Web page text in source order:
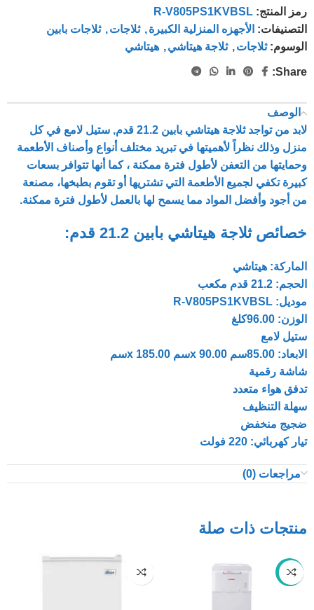
رمز المنتج: R-V805PS1KVBSL
التصنيفات: الأجهزه المنزلية الكبيرة, ثلاجات, ثلاجات بابين
الوسوم: ثلاجات, ثلاجة هيتاشي, هيتاشي
Share:
الوصف
لابد من تواجد ثلاجة هيتاشي بابين 21.2 قدم, ستيل لامع في كل
منزل وذلك نظراً لأهميتها في تبريد مختلف أنواع وأصناف الأطعمة
وحمايتها من التعفن لأطول فترة ممكنة ، كما أنها تتوافر بسعات
كبيرة تكفي لجميع الأطعمة التي تشتريها أو تقوم بطبخها، مصنعة
من أجود وأفضل المواد مما يسمح لها بالعمل لأطول فترة ممكنة.
خصائص ثلاجة هيتاشي بابين 21.2 قدم:
الماركة: هيتاشي
الحجم: 21.2 قدم مكعب
موديل: R-V805PS1KVBSL
الوزن: 96.00كلغ
ستيل لامع
الابعاد: 85.00سم x 90.00سم x 185.00سم
شاشة رقمية
تدفق هواء متعدد
سهلة التنظيف
ضجيج منخفض
تيار كهربائي: 220 فولت
مراجعات (0)
منتجات ذات صلة
-27%